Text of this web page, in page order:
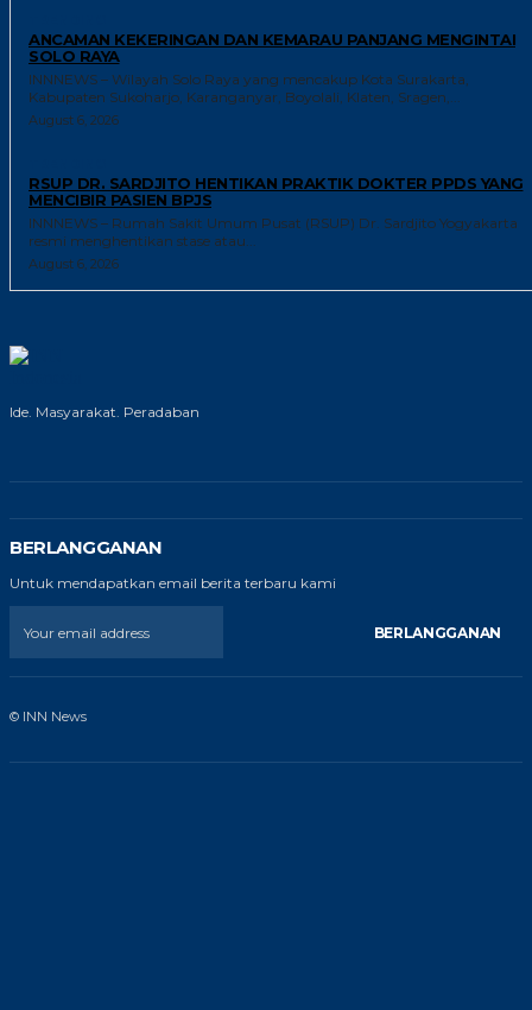
ANCAMAN KEKERINGAN DAN KEMARAU PANJANG MENGINTAI
SOLO RAYA
INNNEWS – Wilayah Solo Raya yang mencakup Kota Surakarta,
Kabupaten Sukoharjo, Karanganyar, Boyolali, Klaten, Sragen,...
August 6, 2026
RSUP DR. SARDJITO HENTIKAN PRAKTIK DOKTER PPDS YANG
MENCIBIR PASIEN BPJS
INNNEWS – Rumah Sakit Umum Pusat (RSUP) Dr. Sardjito Yogyakarta
resmi menghentikan stase atau...
August 6, 2026
Ide. Masyarakat. Peradaban
BERLANGGANAN
Untuk mendapatkan email berita terbaru kami
BERLANGGANAN
© INN News